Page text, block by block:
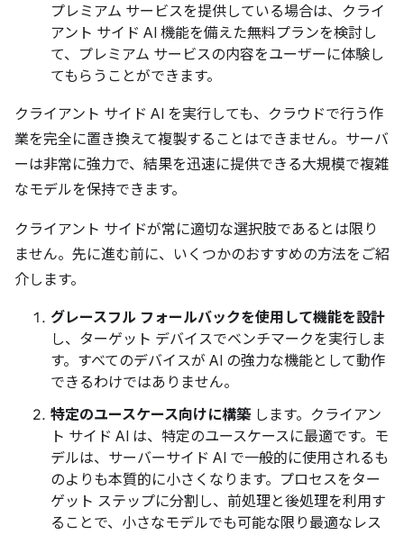
プレミアム サービスを提供している場合は、クライ
アント サイド AI 機能を備えた無料プランを検討し
て、プレミアム サービスの内容をユーザーに体験し
てもらうことができます。
クライアント サイド AI を実行しても、クラウドで行う作
業を完全に置き換えて複製することはできません。サーバ
ーは非常に強力で、結果を迅速に提供できる大規模で複雑
なモデルを保持できます。
クライアント サイドが常に適切な選択肢であるとは限り
ません。先に進む前に、いくつかのおすすめの方法をご紹
介します。
グレースフル フォールバックを使用して機能を設計
し、ターゲット デバイスでベンチマークを実行しま
す。すべてのデバイスが AI の強力な機能として動作
できるわけではありません。
特定のユースケース向けに構築 します。クライアン
ト サイド AI は、特定のユースケースに最適です。モ
デルは、サーバーサイド AI で一般的に使用されるも
のよりも本質的に小さくなります。プロセスをター
ゲット ステップに分割し、前処理と後処理を利用す
ることで、小さなモデルでも可能な限り最適なレス